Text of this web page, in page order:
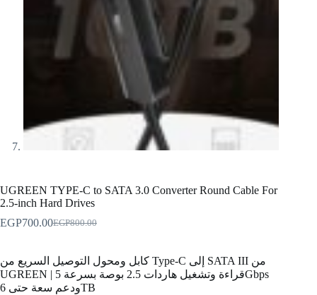
UGREEN TYPE-C to SATA 3.0 Converter Round Cable For
2.5-inch Hard Drives
EGP800.00
EGP700.00
كابل ومحول التوصيل السريع من Type-C إلى SATA III من
UGREEN | قراءة وتشغيل هاردات 2.5 بوصة بسرعة 5Gbps
ودعم سعة حتى 6TB